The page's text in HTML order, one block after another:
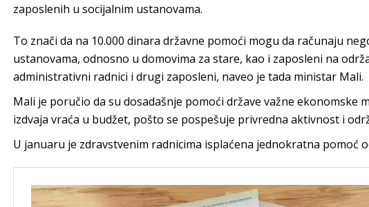
zaposlenih u socijalnim ustanovama.
To znači da na 10.000 dinara državne pomoći mogu da računaju
ustanovama, odnosno u domovima za stare, kao i zaposleni na
administrativni radnici i drugi zaposleni, naveo je tada ministar Mali.
Mali je poručio da su dosadašnje pomoći države važne ekonomske
izdvaja vraća u budžet, pošto se pospešuje privredna aktivnost i
U januaru je zdravstvenim radnicima isplaćena jednokratna pomoć